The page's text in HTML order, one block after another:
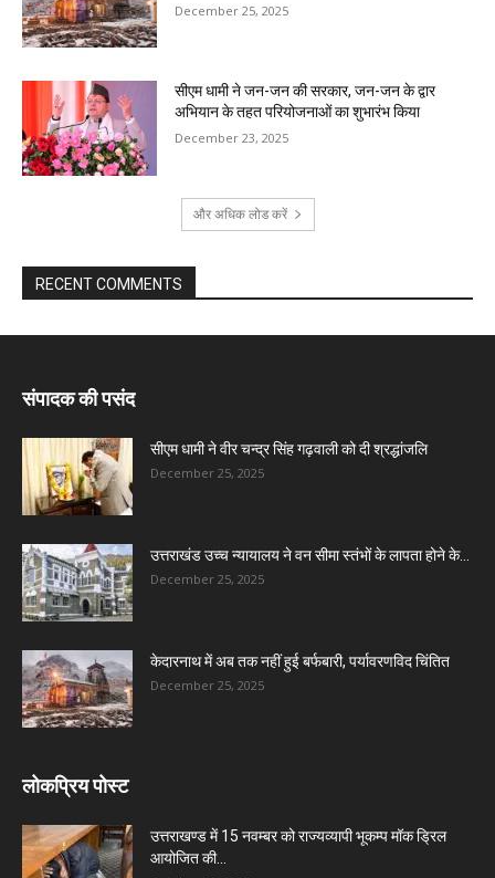
December 25, 2025
सीएम धामी ने जन-जन की सरकार, जन-जन के द्वार
अभियान के तहत परियोजनाओं का शुभारंभ किया
December 23, 2025
और अधिक लोड करें
RECENT COMMENTS
संपादक की पसंद
सीएम धामी ने वीर चन्द्र सिंह गढ़वाली को दी श्रद्धांजलि
December 25, 2025
उत्तराखंड उच्च न्यायालय ने वन सीमा स्तंभों के लापता होने के...
December 25, 2025
केदारनाथ में अब तक नहीं हुई बर्फबारी, पर्यावरणविद चिंतित
December 25, 2025
लोकप्रिय पोस्ट
उत्तराखण्ड में 15 नवम्बर को राज्यव्यापी भूकम्प मॉक ड्रिल
आयोजित की...